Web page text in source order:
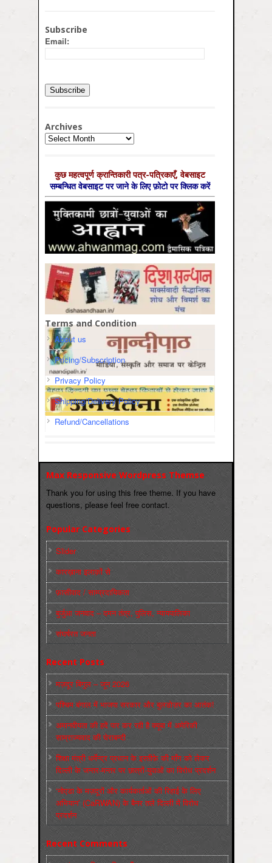
Subscribe
Email:
Archives
Archives
कुछ महत्‍वपूर्ण क्रान्तिकारी पत्र-पत्रिकाएँ, वेबसाइट
सम्‍बन्धित वेबसाइट पर जाने के लिए फ़ोटो पर क्लिक करें
Terms and Condition
About us
Pricing/Subscription
Privacy Policy
Shipping/Delivery Policy
Refund/Cancellations
Max Responsive Wordpress Themse
Thank you for using this free theme. If you have
questions, please feel free contact.
Popular Categories
Slider
कारख़ाना इलाक़ों से
फ़ासीवाद / साम्‍प्रदायिकता
बुर्जुआ जनवाद – दमन तंत्र, पुलिस, न्‍यायपालिका
संघर्षरत जनता
Recent Posts
मज़दूर बिगुल – जून 2026
पश्चिम बंगाल में भाजपा सरकार और बुलडोज़र का आतंक!
अमानवीयता की हदें पार कर रही है क्यूबा में अमेरिकी
साम्राज्यवाद की घेराबन्दी
शिक्षा मंत्री धर्मेन्द्र प्रधान के इस्तीफ़े की माँग को लेकर
दिल्ली के जन्तर-मन्तर पर छात्रों-युवाओं का विरोध प्रदर्शन
‘नोएडा के मज़दूरों और कार्यकर्ताओं की रिहाई के लिए
अभियान’ (CaRWAN) के बैनर तले दिल्ली में विरोध
प्रदर्शन
Recent Comments